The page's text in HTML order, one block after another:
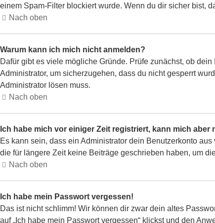
einem Spam-Filter blockiert wurde. Wenn du dir sicher bist,
Nach oben
Warum kann ich mich nicht anmelden?
Dafür gibt es viele mögliche Gründe. Prüfe zunächst, ob
Administrator, um sicherzugehen, dass du nicht gesperrt
Administrator lösen muss.
Nach oben
Ich habe mich vor einiger Zeit registriert, kann mich aber
Es kann sein, dass ein Administrator dein Benutzerkonto
die für längere Zeit keine Beiträge geschrieben haben, um
Nach oben
Ich habe mein Passwort vergessen!
Das ist nicht schlimm! Wir können dir zwar dein altes
auf „Ich habe mein Passwort vergessen“ klickst und den